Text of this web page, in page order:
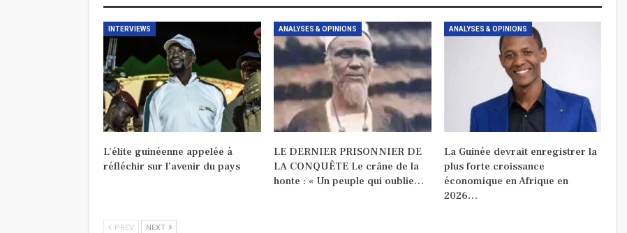
INTERVIEWS
L’élite guinéenne appelée à
réfléchir sur l’avenir du pays
ANALYSES & OPINIONS
LE DERNIER PRISONNIER DE
LA CONQUÊTE Le crâne de la
honte : « Un peuple qui oublie…
ANALYSES & OPINIONS
La Guinée devrait enregistrer la
plus forte croissance
économique en Afrique en
2026…
PREV NEXT